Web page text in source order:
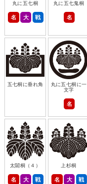
丸に五七桐
名 大 戦
丸に五七鬼桐
名
五七桐に垂れ角
丸に五七桐に一
文字
名
太閤桐（４）
名 大 戦
上杉桐
名 大 戦